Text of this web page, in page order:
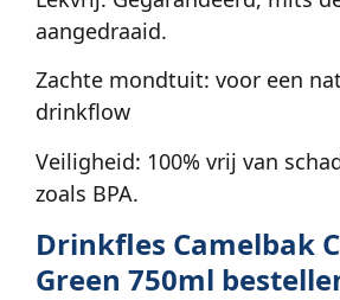
aangedraaid.
Zachte mondtuit: voor een
drinkflow
Veiligheid: 100% vrij van
zoals BPA.
Drinkfles Camelbak
Green 750ml